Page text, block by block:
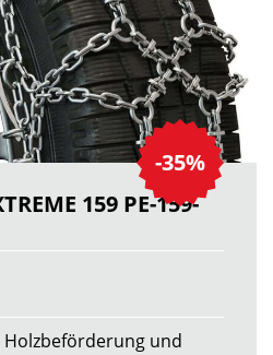
-35%
159 PE-159-
Holzbeförderung und